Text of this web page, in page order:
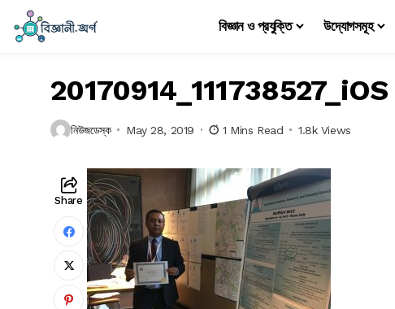
বিজ্ঞান ও প্রযুক্তি উদ্যোগসমূহ
20170914_111738527_iOS
নিউজডেস্ক May 28, 2019 1 Mins Read 1.8k Views
Share